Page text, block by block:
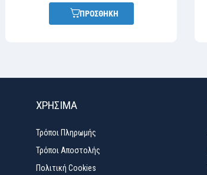
ΠΡΟΣΘΗΚΗ
ΧΡΉΣΙΜΑ
Τρόποι Πληρωμής
Τρόποι Αποστολής
Πολιτική Cookies